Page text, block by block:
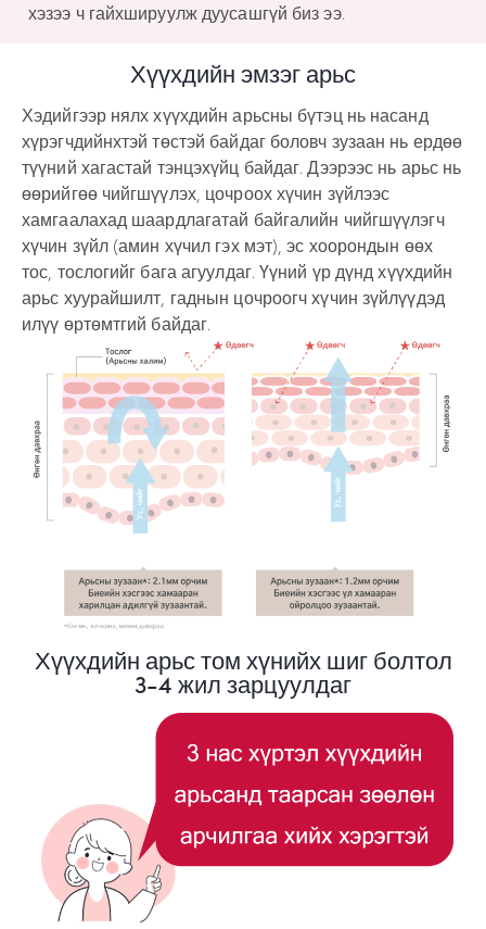
хэзээ ч гайхшируулж дуусашгүй биз ээ.
Хүүхдийн эмзэг арьс
Хэдийгээр нялх хүүхдийн арьсны бүтэц нь насанд
хүрэгчдийнхтэй төстэй байдаг боловч зузаан нь ердөө
түүний хагастай тэнцэхүйц байдаг. Дээрээс нь арьс нь
өөрийгөө чийгшүүлэх, цочроох хүчин зүйлээс
хамгаалахад шаардлагатай байгалийн чийгшүүлэгч
хүчин зүйл (амин хүчил гэх мэт), эс хоорондын өөх
тос, тослогийг бага агуулдаг. Үүний үр дүнд хүүхдийн
арьс хуурайшилт, гаднын цочроогч хүчин зүйлүүдэд
илүү өртөмтгий байдаг.
Хүүхдийн арьс том хүнийх шиг болтол
3-4 жил зарцуулдаг